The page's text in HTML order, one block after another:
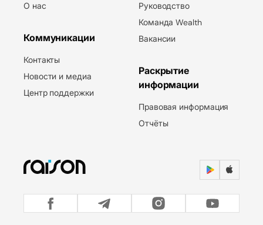
О нас
Коммуникации
Контакты
Новости и медиа
Центр поддержки
Руководство
Команда Wealth
Вакансии
Раскрытие
информации
Правовая информация
Отчёты